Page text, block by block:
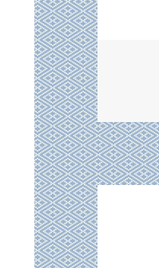
投
稿
ナ